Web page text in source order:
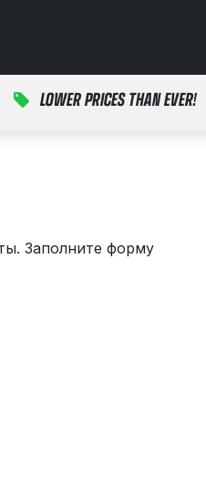
LOWER PRICES THAN EVER!
Заполните форму